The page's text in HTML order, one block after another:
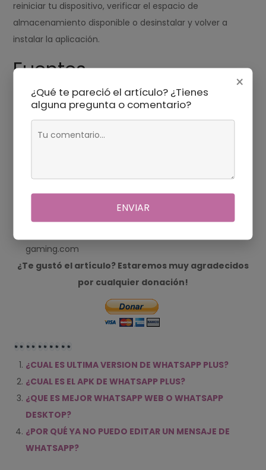
reiniciar tu dispositivo, verificar el espacio de
almacenamiento disponible o desinstalar y volver a
instalar la aplicación.
Fuentes
Gómez, J. (2019). Seguridad en dispositivos móviles.
"Seguridad en aplicaciones de mensajería
Fernández, A. (2020). Aplicaciones móviles: desarrollo
y seguridad. Madrid: Editorial Ra-Ma.
gaming.com
¿Te gustó el artículo? Estaremos muy agradecidos
por cualquier donación!
¿CUAL ES ULTIMA VERSION DE WHATSAPP PLUS?
¿CUAL ES EL APK DE WHATSAPP PLUS?
¿QUE ES MEJOR WHATSAPP WEB O WHATSAPP
DESKTOP?
¿POR QUÉ YA NO PUEDO EDITAR UN MENSAJE DE
WHATSAPP?
×
¿Qué te pareció el artículo? ¿Tienes
alguna pregunta o comentario?
ENVIAR